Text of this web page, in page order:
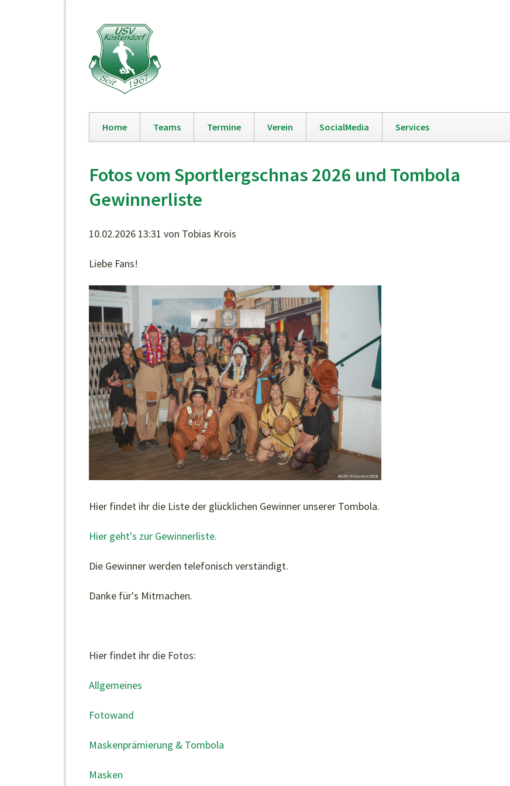
überspringen
Home Teams Termine Verein SocialMedia Services
Fotos vom Sportlergschnas 2026 und Tombola
Gewinnerliste
10.02.2026 13:31 von Tobias Krois
Liebe Fans!
Hier findet ihr die Liste der glücklichen Gewinner unserer Tombola.
Hier geht's zur Gewinnerliste.
Die Gewinner werden telefonisch verständigt.
Danke für's Mitmachen.
Hier findet ihr die Fotos:
Allgemeines
Fotowand
Maskenprämierung & Tombola
Masken